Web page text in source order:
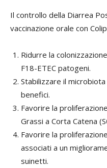
Il controllo della Diarrea
vaccinazione orale con
Ridurre la
F18-ETEC patogeni.
Stabilizzare il
benefici.
Favorire la
Grassi a Corta Catena
Favorire la
associati a un
suinetti.